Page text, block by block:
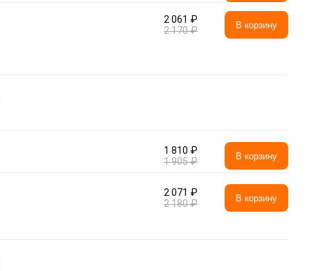
2 061 ₽
2 170 ₽
В корзину
1 810 ₽
1 905 ₽
В корзину
2 071 ₽
2 180 ₽
В корзину